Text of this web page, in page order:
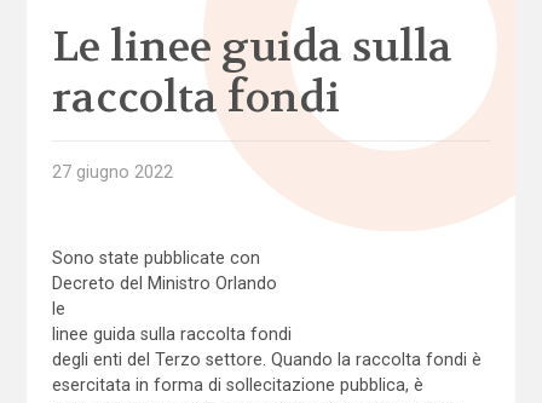
Le linee guida sulla
raccolta fondi
27 giugno 2022
Sono state pubblicate con
Decreto del Ministro Orlando
le
linee guida sulla raccolta fondi
degli enti del Terzo settore. Quando la raccolta fondi è
esercitata in forma di sollecitazione pubblica, è